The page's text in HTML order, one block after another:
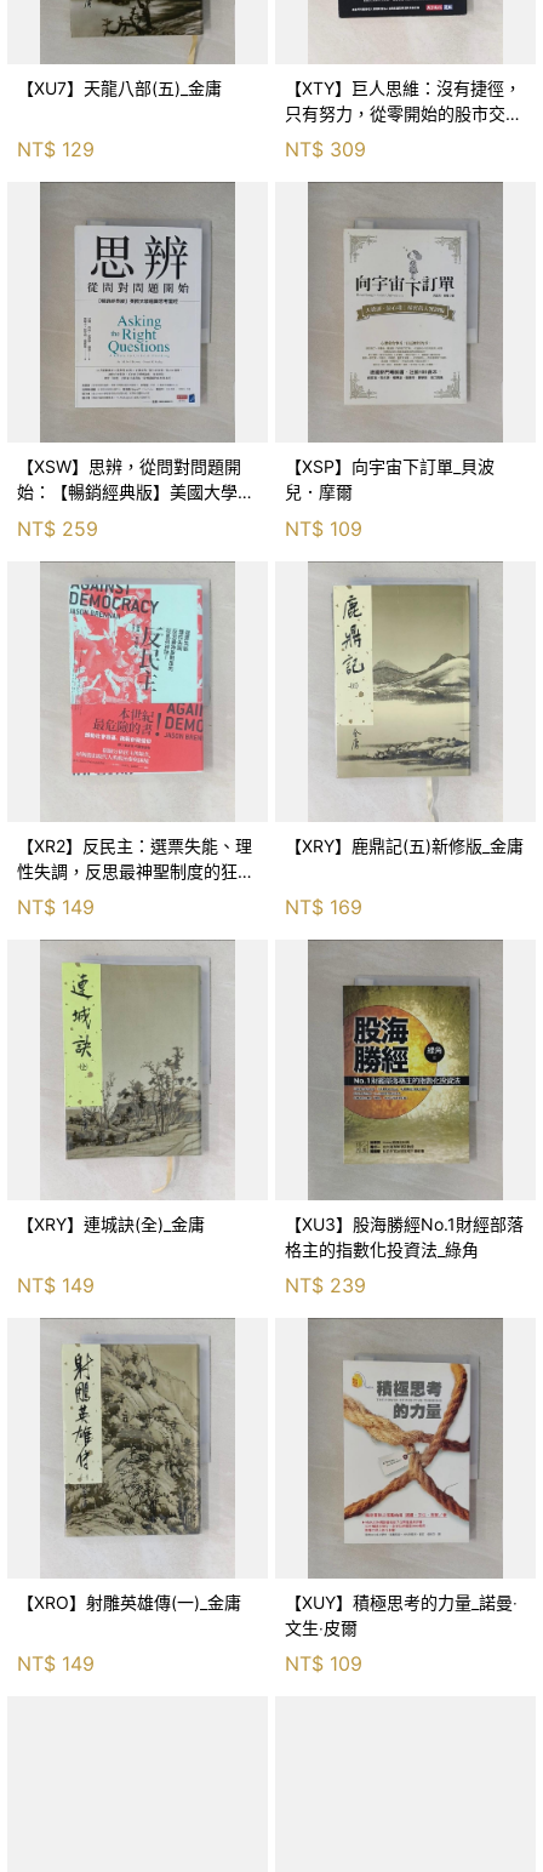
【XU7】天龍八部(五)_金庸
NT$ 129
【XTY】巨人思維：沒有捷徑，
只有努力，從零開始的股市交易
員_巨人傑
NT$ 309
【XSW】思辨，從問對問題開
始：【暢銷經典版】美國大學邏
輯思考聖經_尼爾．布朗, 史都
華．基里, 羅耀宗, 蔡宏明, 黃賓
NT$ 259
【XSP】向宇宙下訂單_貝波
兒．摩爾
NT$ 109
【XR2】反民主：選票失能、理
性失調，反思最神聖制度的狂亂
NT$ 149
【XRY】鹿鼎記(五)新修版_金庸
NT$ 169
【XRY】連城訣(全)_金庸
NT$ 149
【XU3】股海勝經No.1財經部落
格主的指數化投資法_綠角
NT$ 239
【XRO】射雕英雄傳(一)_金庸
NT$ 149
【XUY】積極思考的力量_諾曼‧
文生‧皮爾
NT$ 109